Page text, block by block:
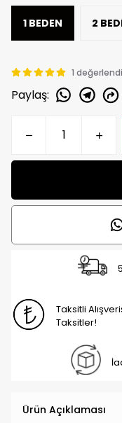
1 BEDEN 2
1
Paylaş:
Taksitli
Taksitler!
Ürün Açıklaması